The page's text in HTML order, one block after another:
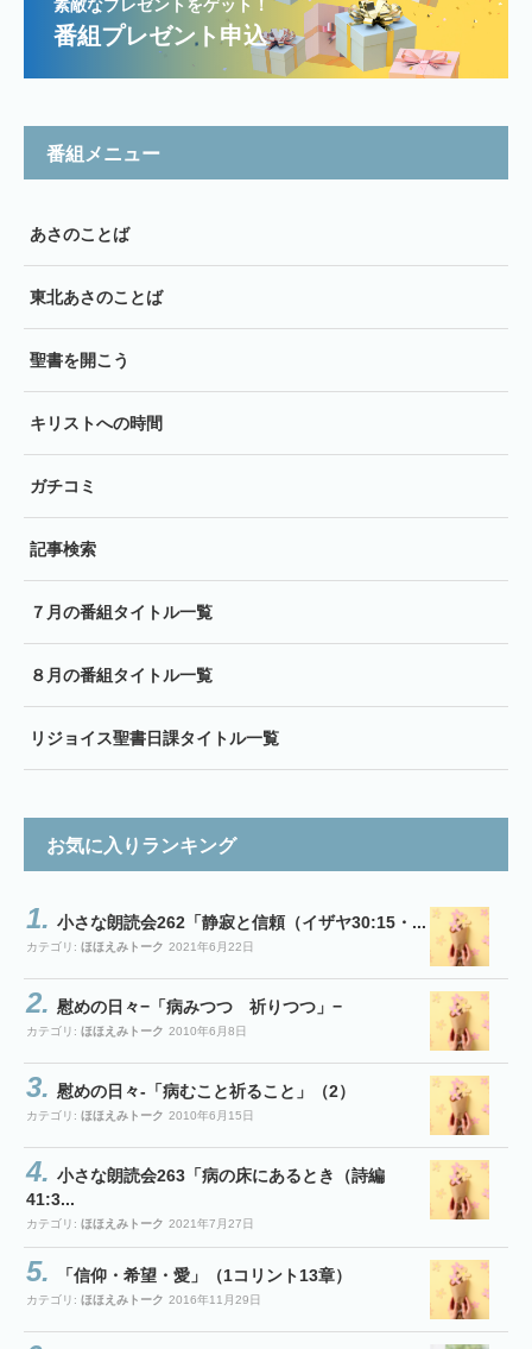
素敵なプレゼントをゲット！
番組プレゼント申込
番組メニュー
あさのことば
東北あさのことば
聖書を開こう
キリストへの時間
ガチコミ
記事検索
７月の番組タイトル一覧
８月の番組タイトル一覧
リジョイス聖書日課タイトル一覧
お気に入りランキング
小さな朗読会262「静寂と信頼（イザヤ30:15・...
カテゴリ: ほほえみトーク 2021年6月22日
慰めの日々−「病みつつ 祈りつつ」−
カテゴリ: ほほえみトーク 2010年6月8日
慰めの日々-「病むこと祈ること」（2）
カテゴリ: ほほえみトーク 2010年6月15日
小さな朗読会263「病の床にあるとき（詩編
41:3...
カテゴリ: ほほえみトーク 2021年7月27日
「信仰・希望・愛」（1コリント13章）
カテゴリ: ほほえみトーク 2016年11月29日